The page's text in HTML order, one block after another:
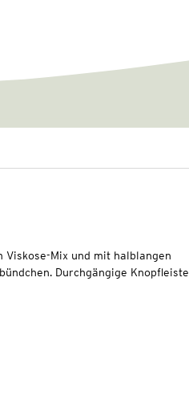
Viskose-Mix und mit halblangen
Durchgängige Knopfleiste